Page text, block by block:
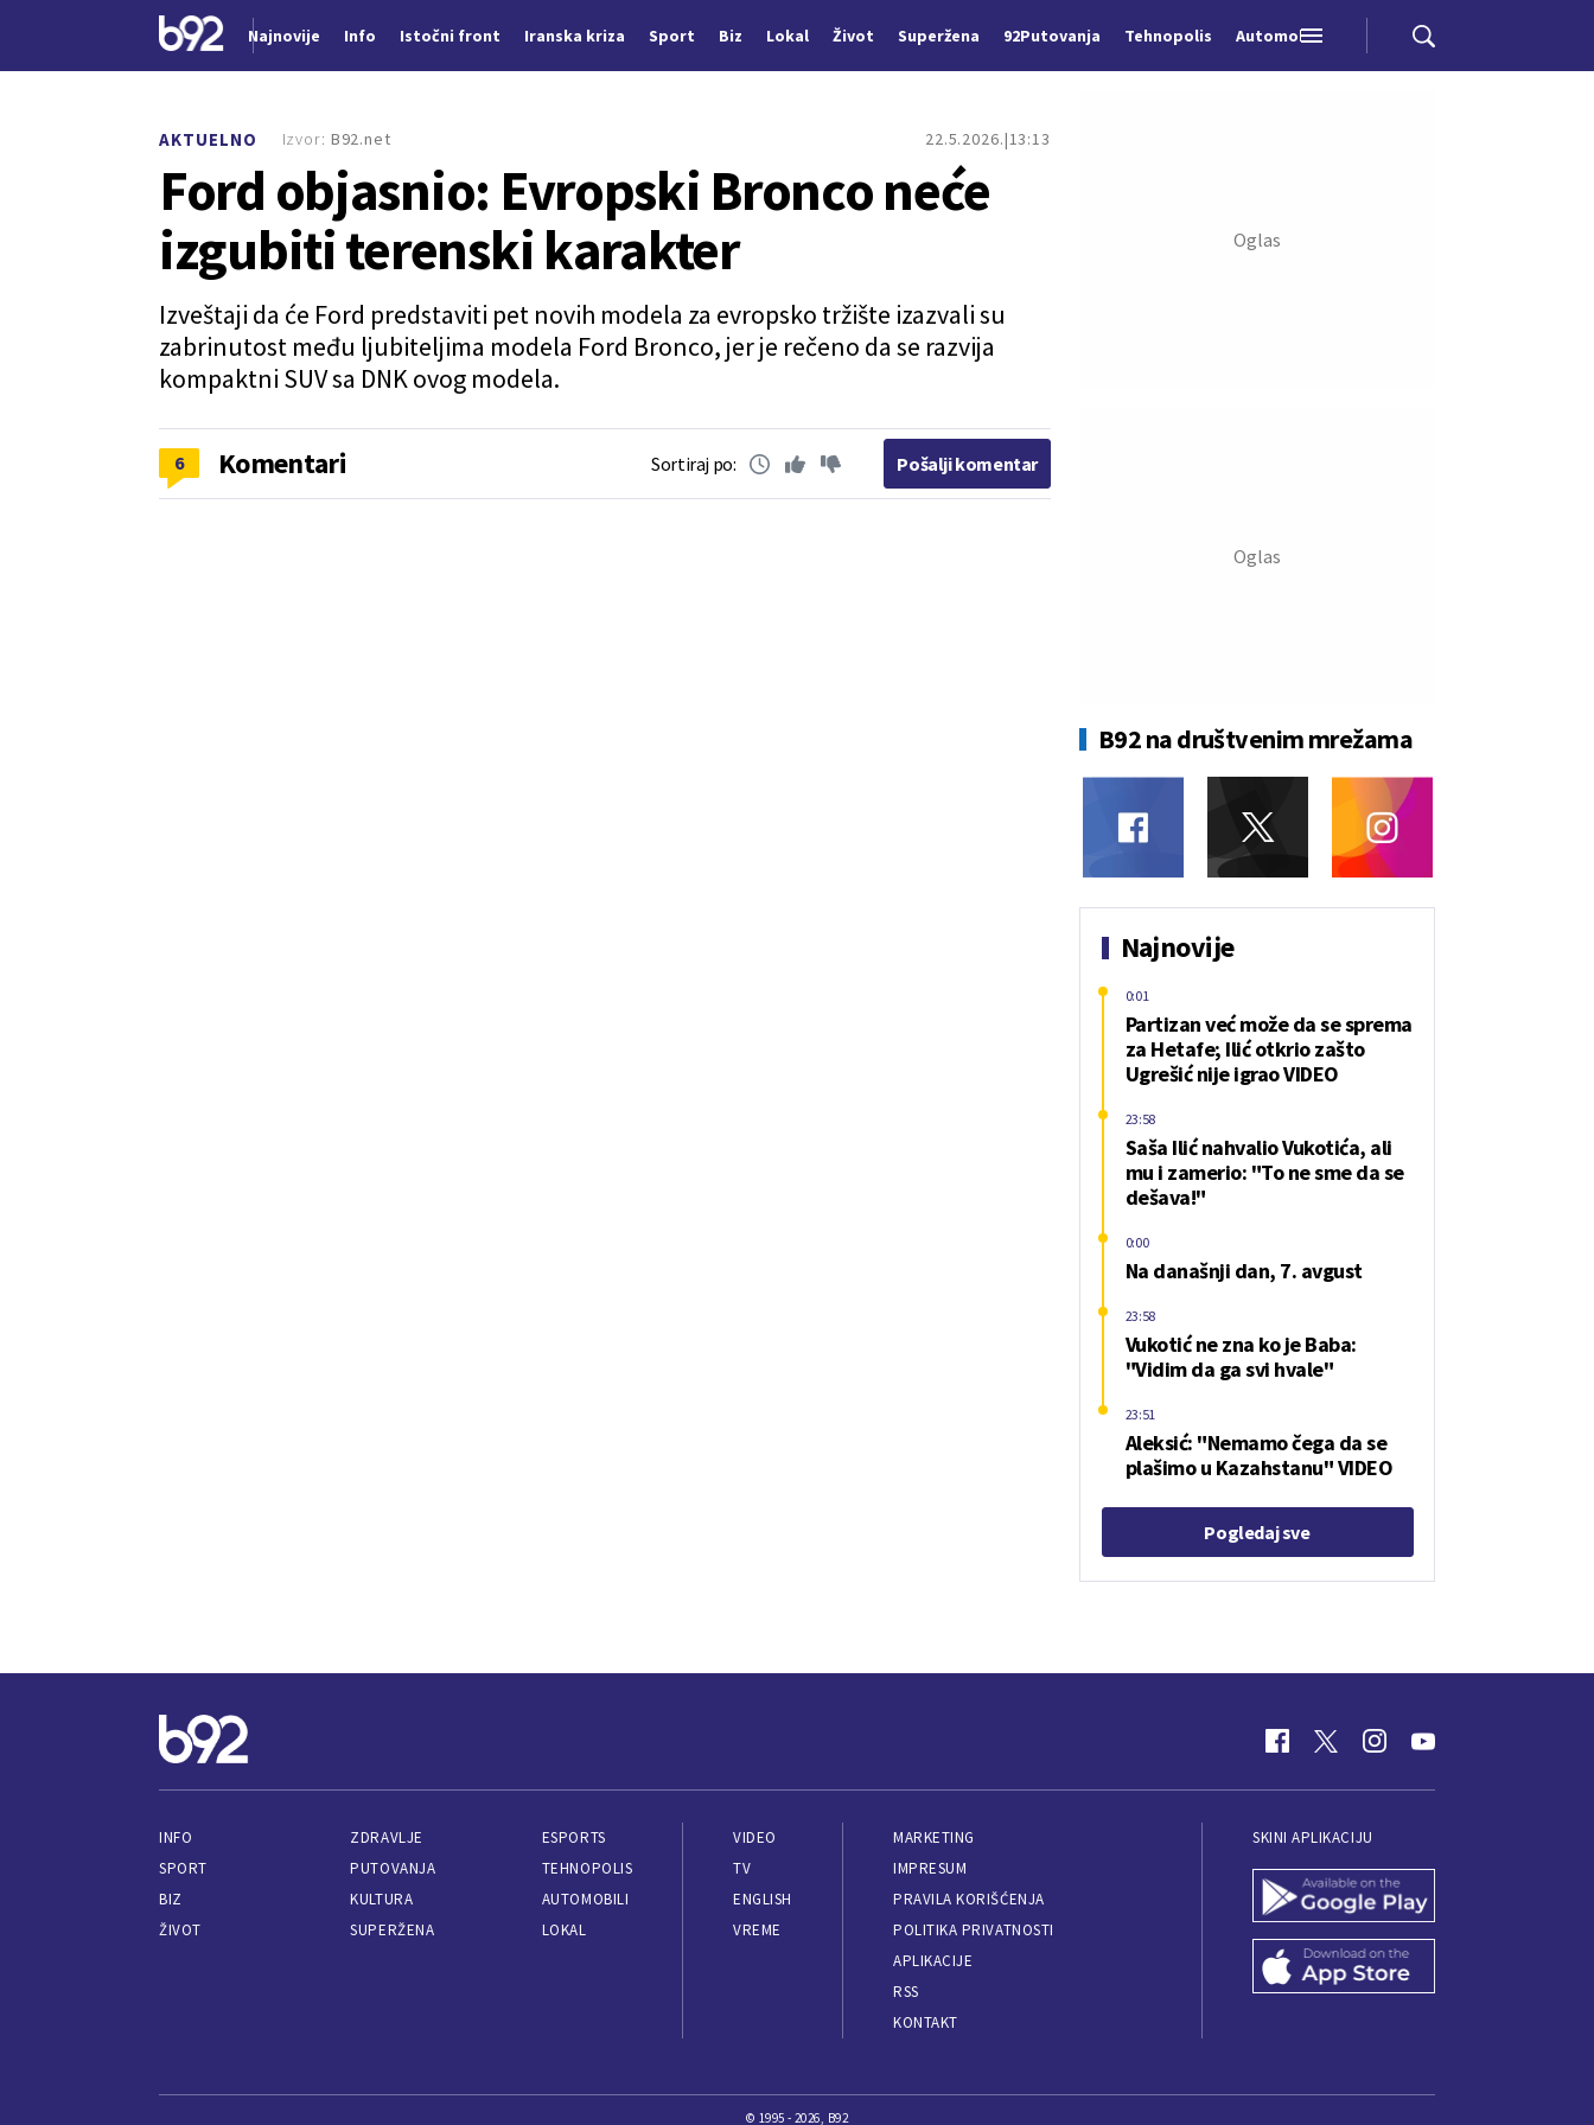
Najnovije Info Istočni front Iranska kriza Sport Biz Lokal Život Superžena 92Putovanja Tehnopolis Automobili
AKTUELNO 22.5.2026. 13:13
Ford objasnio: Evropski Bronco neće
izgubiti terenski karakter
Izveštaji da će Ford predstaviti pet novih modela za evropsko tržište izazvali su
zabrinutost među ljubiteljima modela Ford Bronco, jer je rečeno da se razvija
kompaktni SUV sa DNK ovog modela.
Izvor: B92.net
6 Komentari Sortiraj po: Pošalji komentar
B92 na društvenim mrežama
Najnovije
Partizan već može da se sprema
za Hetafe; Ilić otkrio zašto
Ugrešić nije igrao VIDEO
0:01
Saša Ilić nahvalio Vukotića, ali
mu i zamerio: "To ne sme da se
dešava!"
23:58
Na današnji dan, 7. avgust
0:00
Vukotić ne zna ko je Baba:
"Vidim da ga svi hvale"
23:58
Aleksić: "Nemamo čega da se
plašimo u Kazahstanu" VIDEO
23:51
Pogledaj sve
INFO
SPORT
BIZ
ŽIVOT
ZDRAVLJE
PUTOVANJA
KULTURA
SUPERŽENA
ESPORTS
TEHNOPOLIS
AUTOMOBILI
LOKAL
VIDEO
TV
ENGLISH
VREME
MARKETING
IMPRESUM
PRAVILA KORIŠĆENJA
POLITIKA PRIVATNOSTI
APLIKACIJE
RSS
KONTAKT
SKINI APLIKACIJU
© 1995 - 2026, B92